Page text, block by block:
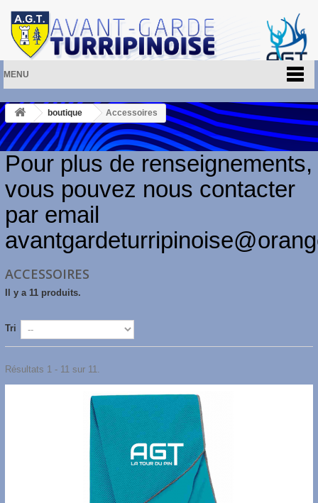
MENU
boutique Accessoires
Pour plus de renseignements,
vous pouvez nous contacter
par email
ACCESSOIRES
Il y a 11 produits.
Tri
Résultats 1 - 11 sur 11.